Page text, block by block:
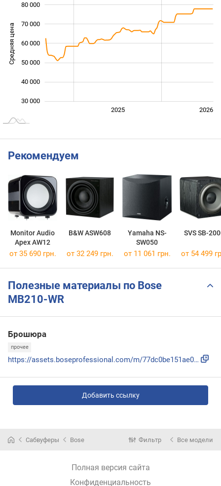
Средняя цена 30 000
30 000
40 000
50 000
60 000
70 000
80 000
2025 2026
Рекомендуем
Monitor Audio
Apex AW12
B&W ASW608
Yamaha NS-
SW050
SVS SB-
от 35 690 грн. от 32 249 грн. от 11 061 грн. от 54 499
Полезные материалы по Bose
MB210-WR
Брошюра
прочее
https://assets.boseprofessional.com/m/77dc0be151ae0454/orig...
Добавить ссылку
Сабвуферы Bose Фильтр Все модели
Полная версия сайта
Конфиденциальность